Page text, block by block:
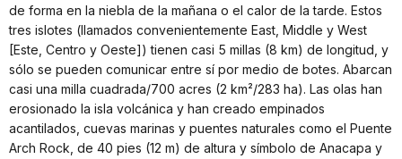
de forma en la niebla de la mañana o el calor de la tarde. Estos
tres islotes (llamados convenientemente East, Middle y West
[Este, Centro y Oeste]) tienen casi 5 millas (8 km) de longitud, y
sólo se pueden comunicar entre sí por medio de botes. Abarcan
casi una milla cuadrada/700 acres (2 km²/283 ha). Las olas han
erosionado la isla volcánica y han creado empinados
acantilados, cuevas marinas y puentes naturales como el Puente
Arch Rock, de 40 pies (12 m) de altura y símbolo de Anacapa y